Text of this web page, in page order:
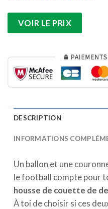
VOIR LE PRIX
DESCRIPTION
INFORMATIONS
Un ballon et une
le football compte pour
housse de couette de
À toi de choisir si ces